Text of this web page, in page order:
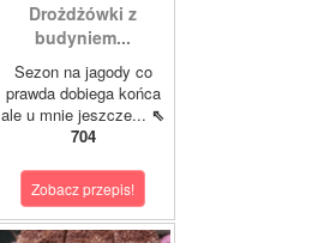
Drożdżówki z
budyniem...
Sezon na jagody co
prawda dobiega końca
ale u mnie jeszcze... ⇖
704
Zobacz przepis!